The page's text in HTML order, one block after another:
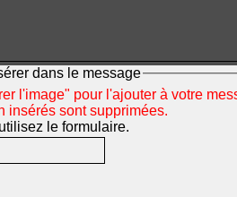
dans le message
l'image" pour l'ajouter à votre
insérés sont supprimées.
le formulaire.